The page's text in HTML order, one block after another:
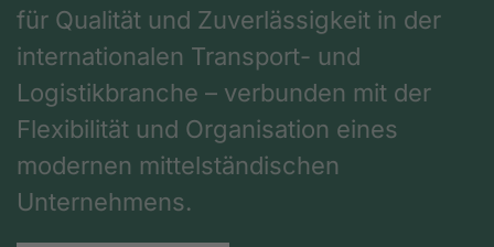
für Qualität und Zuverlässigkeit in der
internationalen Transport- und
Logistikbranche – verbunden mit der
Flexibilität und Organisation eines
modernen mittelständischen
Unternehmens.